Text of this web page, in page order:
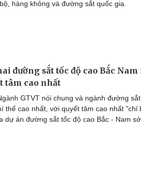
hàng không và đường sắt quốc gia.
đường sắt tốc độ cao Bắc
tâm cao nhất
GTVT nói chung và ngành đường
thế cao nhất, với quyết tâm cao nhất "chỉ
dự án đường sắt tốc độ cao Bắc - Nam